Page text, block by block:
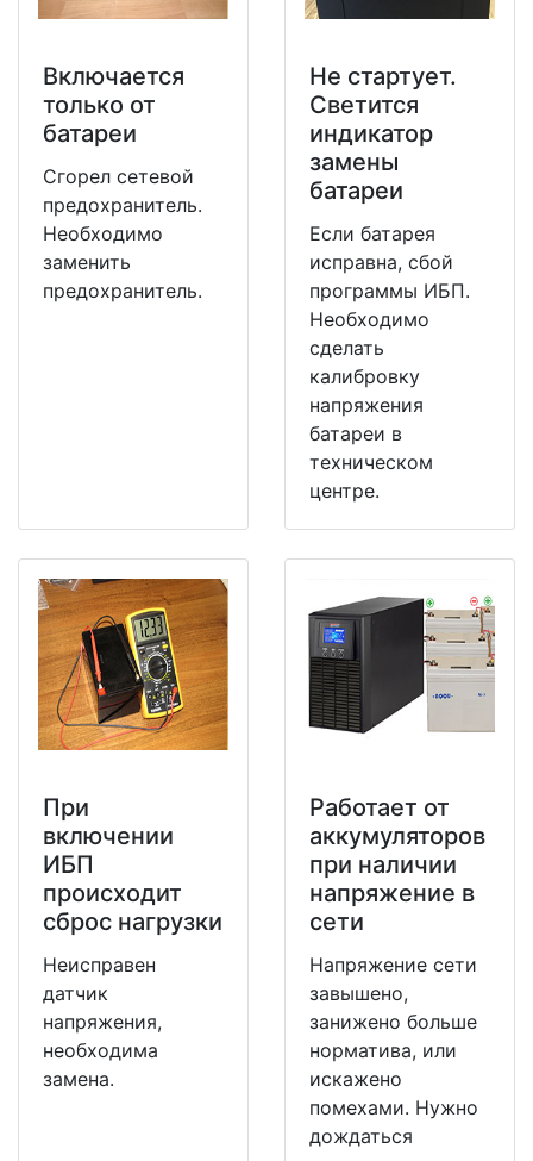
Включается
только от
батареи
Сгорел сетевой
предохранитель.
Необходимо
заменить
предохранитель.
Не стартует.
Светится
индикатор
замены
батареи
Если батарея
исправна, сбой
программы ИБП.
Необходимо
сделать
калибровку
напряжения
батареи в
техническом
центре.
При
включении
ИБП
происходит
сброс нагрузки
Неисправен
датчик
напряжения,
необходима
замена.
Работает от
аккумуляторов
при наличии
напряжение в
сети
Напряжение сети
завышено,
занижено больше
норматива, или
искажено
помехами. Нужно
дождаться